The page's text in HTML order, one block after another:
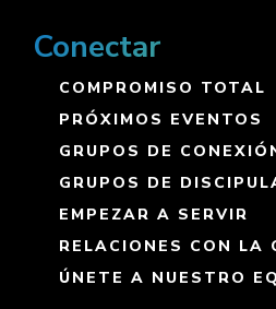
Conectar
COMPROMISO TOTAL
PRÓXIMOS EVENTOS
GRUPOS DE
GRUPOS DE
EMPEZAR A SERVIR
RELACIONES CON LA
ÚNETE A NUESTRO